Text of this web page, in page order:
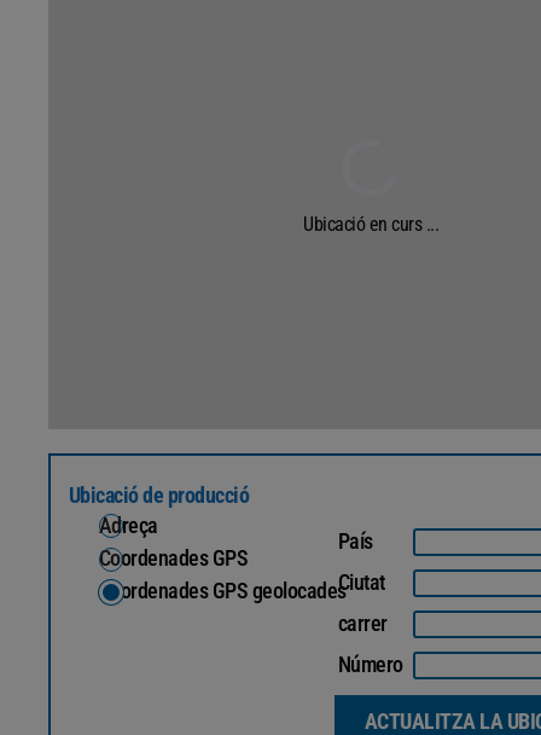
Ubicació en curs ...
Ubicació de producció
Adreça
Coordenades GPS
Coordenades GPS geolocades
País
Ciutat
carrer
Número
ACTUALITZA LA